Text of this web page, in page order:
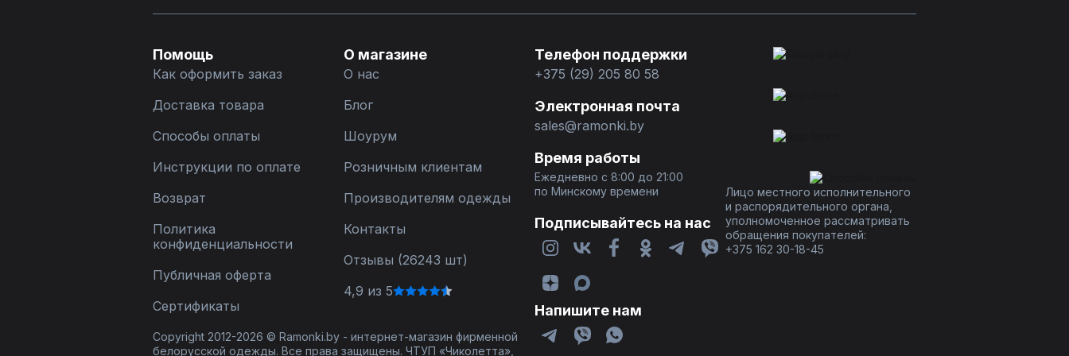
Помощь
Как оформить заказ
Доставка товара
Способы оплаты
Инструкции по оплате
Возврат
Политика
конфиденциальности
Публичная оферта
Сертификаты
О магазине
О нас
Блог
Шоурум
Розничным клиентам
Производителям одежды
Контакты
Отзывы (26243 шт)
4,9 из 5
Телефон поддержки
+375 (29) 205 80 58
Электронная почта
sales@ramonki.by
Время работы
Ежедневно с 8:00 до 21:00
по Минскому времени
Подписывайтесь на нас
Напишите нам
Лицо местного исполнительного
и распорядительного органа,
уполномоченное рассматривать
обращения покупателей:
+375 162 30-18-45
Copyright 2012-2026 © Ramonki.by - интернет-магазин фирменной
белорусской одежды. Все права защищены. ЧТУП «Чиколетта»,